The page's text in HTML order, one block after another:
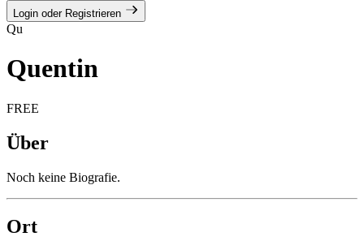
Login oder Registrieren
Qu
Quentin
FREE
Über
Noch keine Biografie.
Ort